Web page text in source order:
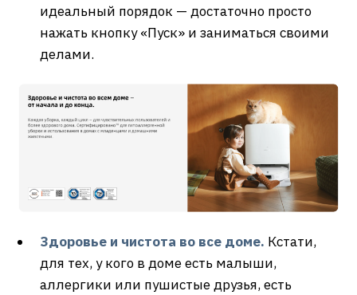
идеальный порядок — достаточно просто
нажать кнопку «Пуск» и заниматься своими
делами.
Здоровье и чистота во все доме. Кстати,
для тех, у кого в доме есть малыши,
аллергики или пушистые друзья, есть